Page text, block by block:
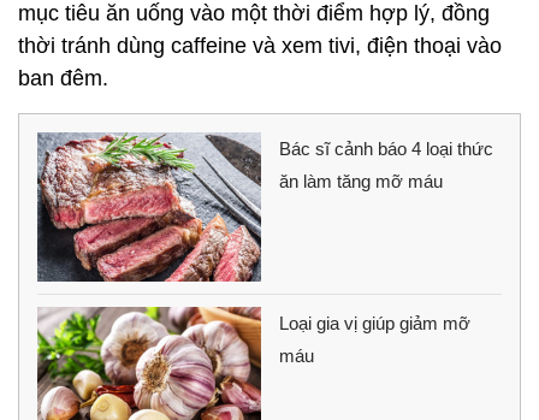
mục tiêu ăn uống vào một thời điểm hợp lý, đồng
thời tránh dùng caffeine và xem tivi, điện thoại vào
ban đêm.
Bác sĩ cảnh báo 4 loại thức
ăn làm tăng mỡ máu
Loại gia vị giúp giảm mỡ
máu